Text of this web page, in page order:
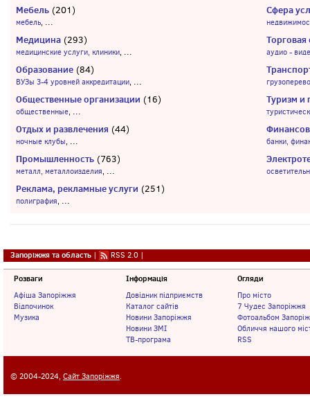
Мебель (201)
мебель, ...
Сфера
Медицина (293)
медицинские услуги, клиники, ...
Торговая
аудио -
Образование (84)
ВУЗы 3-4 уровней аккредитации, ...
Общественные организации (16)
общественные, ...
Туризм и
Отдых и развлечения (44)
ночные клубы, ... банки,
Промышленность (763)
металл, металлоизделия, ...
Реклама, рекламные услуги (251)
полиграфия, ...
Запоріжжя та область | RSS 2.0 |
Розваги
Афіша Запоріжжя
Відпочинок
Музика
Інформація
Довідник підприємств
Каталог сайтів
Новини Запоріжжя
Новини ЗМІ
ТВ-програма
Огляди
Про місто
7 Чудес Запоріжжя
Фотоальбом
Обличчя нашого
RSS
© 2004-2024, Сайт Запоріжжя.